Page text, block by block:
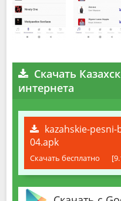
Скачать
интернета
kazahskie-
04.apk
Скачать бесплатно